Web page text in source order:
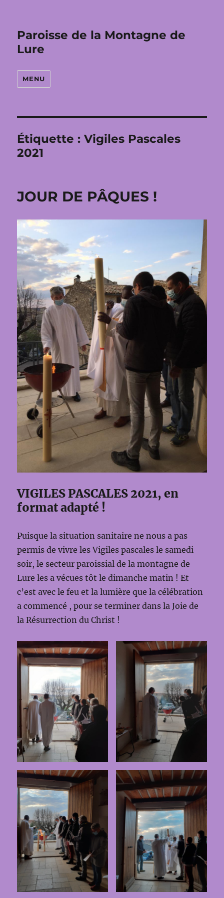
Paroisse de la Montagne de
Lure
MENU
Étiquette :Vigiles Pascales
2021
JOUR DE PÂQUES !
VIGILES PASCALES 2021, en
format adapté !
Puisque la situation sanitaire ne nous a pas
permis de vivre les Vigiles pascales le samedi
soir, le secteur paroissial de la montagne de
Lure les a vécues tôt le dimanche matin ! Et
c’est avec le feu et la lumière que la célébration
a commencé , pour se terminer dans la Joie de
la Résurrection du Christ !